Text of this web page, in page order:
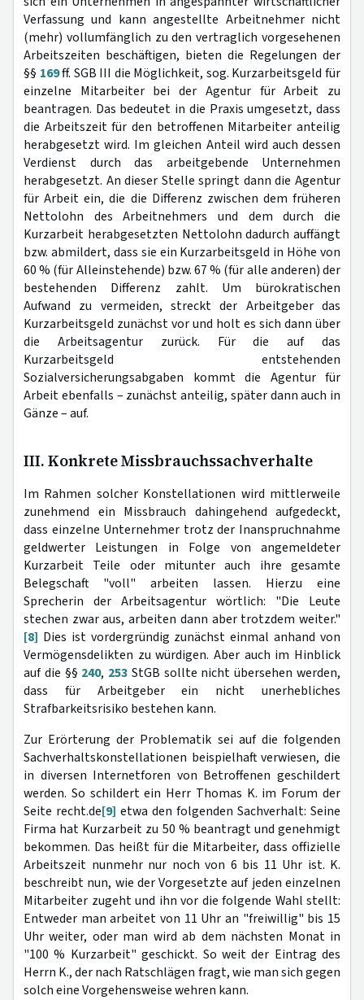
Verfassung und kann angestellte Arbeitnehmer nicht
(mehr) vollumfänglich zu den vertraglich vorgesehenen
Arbeitszeiten beschäftigen, bieten die Regelungen der
§§ 169ff. SGB III die Möglichkeit, sog. Kurzarbeitsgeld für
einzelne Mitarbeiter bei der Agentur für Arbeit zu
beantragen. Das bedeutet in die Praxis umgesetzt, dass
die Arbeitszeit für den betroffenen Mitarbeiter anteilig
herabgesetzt wird. Im gleichen Anteil wird auch dessen
Verdienst durch das arbeitgebende Unternehmen
herabgesetzt. An dieser Stelle springt dann die Agentur
für Arbeit ein, die die Differenz zwischen dem früheren
Nettolohn des Arbeitnehmers und dem durch die
Kurzarbeit herabgesetzten Nettolohn dadurch auffängt
bzw. abmildert, dass sie ein Kurzarbeitsgeld in Höhe von
60 % (für Alleinstehende) bzw. 67 % (für alle anderen) der
bestehenden Differenz zahlt. Um bürokratischen
Aufwand zu vermeiden, streckt der Arbeitgeber das
Kurzarbeitsgeld zunächst vor und holt es sich dann über
die Arbeitsagentur zurück. Für die auf das
Kurzarbeitsgeld entstehenden
Sozialversicherungsabgaben kommt die Agentur für
Arbeit ebenfalls – zunächst anteilig, später dann auch in
Gänze – auf.
III. Konkrete Missbrauchssachverhalte
Im Rahmen solcher Konstellationen wird mittlerweile
zunehmend ein Missbrauch dahingehend aufgedeckt,
dass einzelne Unternehmer trotz der Inanspruchnahme
geldwerter Leistungen in Folge von angemeldeter
Kurzarbeit Teile oder mitunter auch ihre gesamte
Belegschaft "voll" arbeiten lassen. Hierzu eine
Sprecherin der Arbeitsagentur wörtlich: "Die Leute
stechen zwar aus, arbeiten dann aber trotzdem weiter."
[8] Dies ist vordergründig zunächst einmal anhand von
Vermögensdelikten zu würdigen. Aber auch im Hinblick
auf die §§ 240, 253 StGB sollte nicht übersehen werden,
dass für Arbeitgeber ein nicht unerhebliches
Strafbarkeitsrisiko bestehen kann.
Zur Erörterung der Problematik sei auf die folgenden
Sachverhaltskonstellationen beispielhaft verwiesen, die
in diversen Internetforen von Betroffenen geschildert
werden. So schildert ein Herr Thomas K. im Forum der
Seite recht.de[9] etwa den folgenden Sachverhalt: Seine
Firma hat Kurzarbeit zu 50 % beantragt und genehmigt
bekommen. Das heißt für die Mitarbeiter, dass offizielle
Arbeitszeit nunmehr nur noch von 6 bis 11 Uhr ist. K.
beschreibt nun, wie der Vorgesetzte auf jeden einzelnen
Mitarbeiter zugeht und ihn vor die folgende Wahl stellt:
Entweder man arbeitet von 11 Uhr an "freiwillig" bis 15
Uhr weiter, oder man wird ab dem nächsten Monat in
"100 % Kurzarbeit" geschickt. So weit der Eintrag des
Herrn K., der nach Ratschlägen fragt, wie man sich gegen
solch eine Vorgehensweise wehren kann.